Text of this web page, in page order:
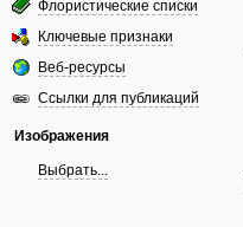
Флористические списки
Ключевые признаки
Веб-ресурсы
Ссылки для публикаций
Изображения
Выбрать...